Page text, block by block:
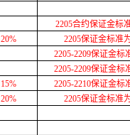
2205合约保证金标
20%
2205保证金标准
2205-2209保证金标
2205-2209保证金标
15%
2205-2210保证金标
20%
2205保证金标准